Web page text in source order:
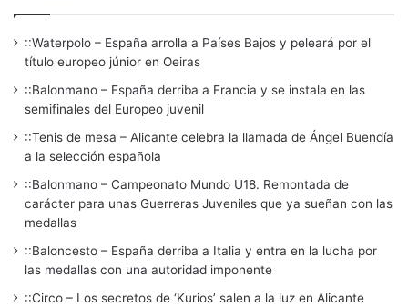
::Waterpolo – España arrolla a Países Bajos y peleará por el
título europeo júnior en Oeiras
::Balonmano – España derriba a Francia y se instala en las
semifinales del Europeo juvenil
::Tenis de mesa – Alicante celebra la llamada de Ángel Buendía
a la selección española
::Balonmano – Campeonato Mundo U18. Remontada de
carácter para unas Guerreras Juveniles que ya sueñan con las
medallas
::Baloncesto – España derriba a Italia y entra en la lucha por
las medallas con una autoridad imponente
::Circo – Los secretos de ‘Kurios’ salen a la luz en Alicante